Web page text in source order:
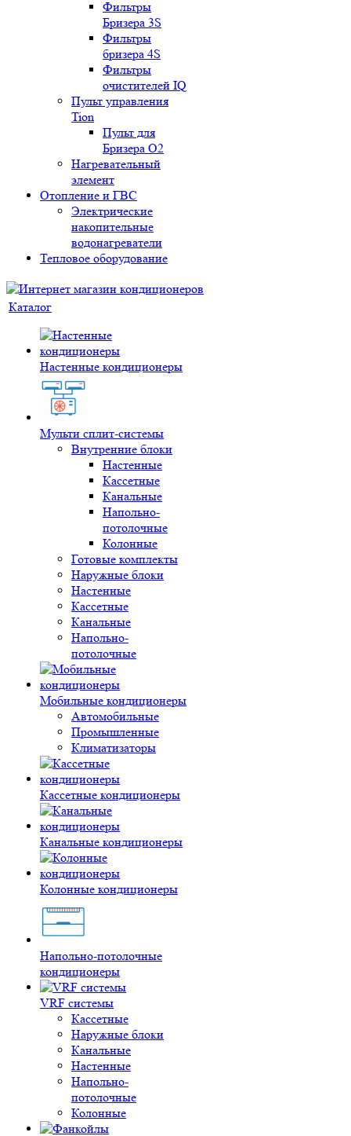
Фильтры
Бризера 3S
Фильтры
бризера 4S
Фильтры
очистителей IQ
Пульт управления
Tion
Пульт для
Бризера O2
Нагревательный
элемент
Отопление и ГВС
Электрические
накопительные
водонагреватели
Тепловое оборудование
Каталог
Настенные кондиционеры
Мульти сплит-системы
Внутренние блоки
Настенные
Кассетные
Канальные
Напольно-
потолочные
Колонные
Готовые комплекты
Наружные блоки
Настенные
Кассетные
Канальные
Напольно-
потолочные
Мобильные кондиционеры
Автомобильные
Промышленные
Климатизаторы
Кассетные кондиционеры
Канальные кондиционеры
Колонные кондиционеры
Напольно-потолочные
кондиционеры
VRF системы
Кассетные
Наружные блоки
Канальные
Настенные
Напольно-
потолочные
Колонные